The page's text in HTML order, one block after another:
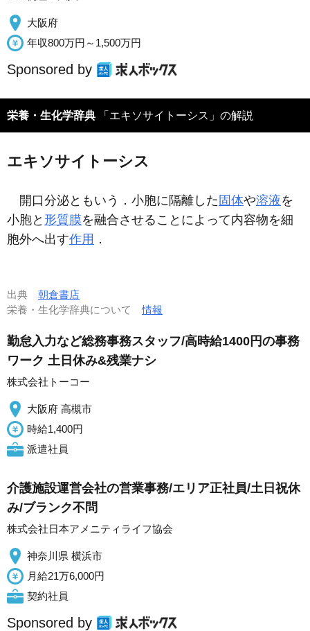
大阪府
年収800万円～1,500万円
Sponsored by
栄養・生化学辞典 「エキソサイトーシス」の解説
エキソサイトーシス
開口分泌ともいう．小胞に隔離した 固体や溶液を
小胞と 形質膜を融合させることによって内容物を細
胞外へ出す作用 ．
出典 朝倉書店
栄養・生化学辞典について情報
勤怠入力など総務事務スタッフ/高時給1400円の事務
ワーク 土日休み&残業ナシ
株式会社トーコー
大阪府 高槻市
時給1,400円
派遣社員
介護施設運営会社の営業事務/エリア正社員/土日祝休
み/ブランク不問
株式会社日本アメニティライフ協会
神奈川県 横浜市
月給21万6,000円
契約社員
Sponsored by